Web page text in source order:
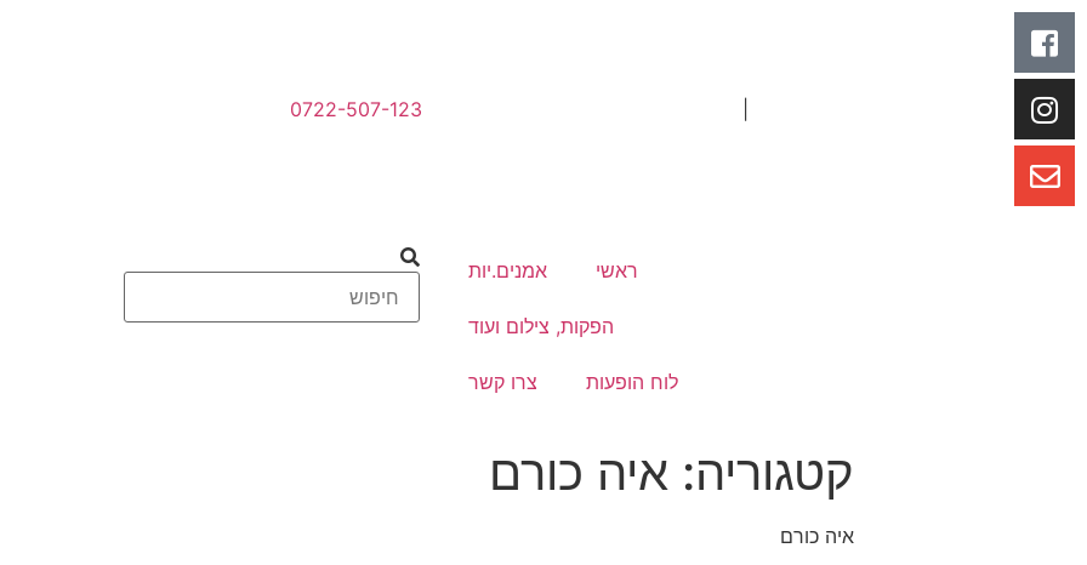
0722-507-123
ראשי אמנים.יות
הפקות, צילום ועוד
לוח הופעות צרו קשר
קטגוריה: איה כורם
איה כורם